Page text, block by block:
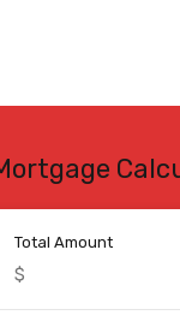
Total Amount